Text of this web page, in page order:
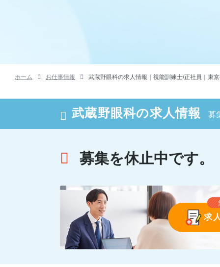
ホーム お仕事情報 武蔵野眼科の求人情報｜視能訓練士/正社員｜東
武蔵野眼科の求人情報 募
募集を休止中です。
求